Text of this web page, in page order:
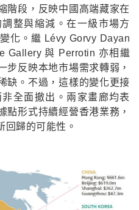
階段，反映中國高端藏家在
整與縮減。在一級市場方
化。繼 Lévy Gorvy Dayan
Gallery 與 Perrotin 亦相繼
步反映本地市場需求轉弱，
缺。不過，這樣的變化更接
全面撤出。兩家畫廊均表
點形式持續經營香港業務，
回歸的可能性。